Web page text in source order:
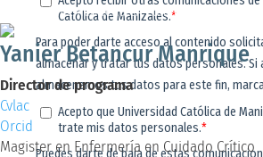
Magister en Enfermería en Cuidado Crítico
Yanier Betancur Manrique
Director de programa
Cvlac
Orcid
Magister en Enfermería en Cuidado Crítico